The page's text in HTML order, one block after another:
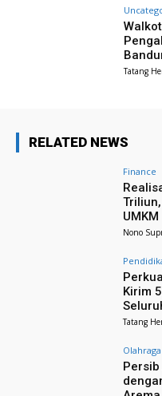
Tatang
RELATED NEWS
Finance
UMKM
Nono
Kirim
Tatang
Olahraga